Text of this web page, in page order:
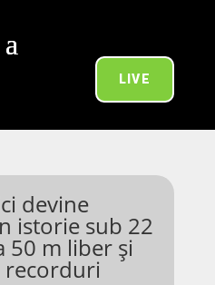
LIVE
devine
istorie sub 22
50 m liber și
recorduri